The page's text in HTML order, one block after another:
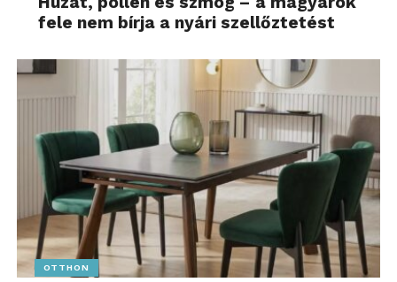
fele nem bírja a nyári szellőztetést
OTTHON